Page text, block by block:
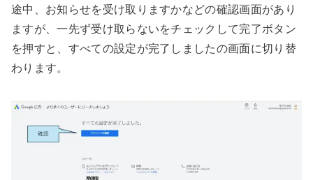
途中、お知らせを受け取りますかなどの確認画面があり
ますが、一先ず受け取らないをチェックして完了ボタン
を押すと、すべての設定が完了しましたの画面に切り替
わります。